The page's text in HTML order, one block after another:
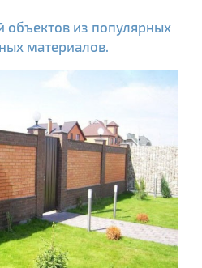
объектов из популярных
материалов.